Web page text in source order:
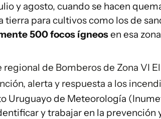
y agosto, cuando se hacen
tierra para cultivos como los de
500 focos ígneosen esa
regional de Bomberos de Zona VI
alerta y respuesta a los
Uruguayo de Meteorología
y trabajar en la prevención